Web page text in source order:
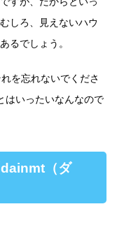
しろ、見えないハウ
るでしょう。
を忘れないでくださ
はいったいなんなので
（ダ